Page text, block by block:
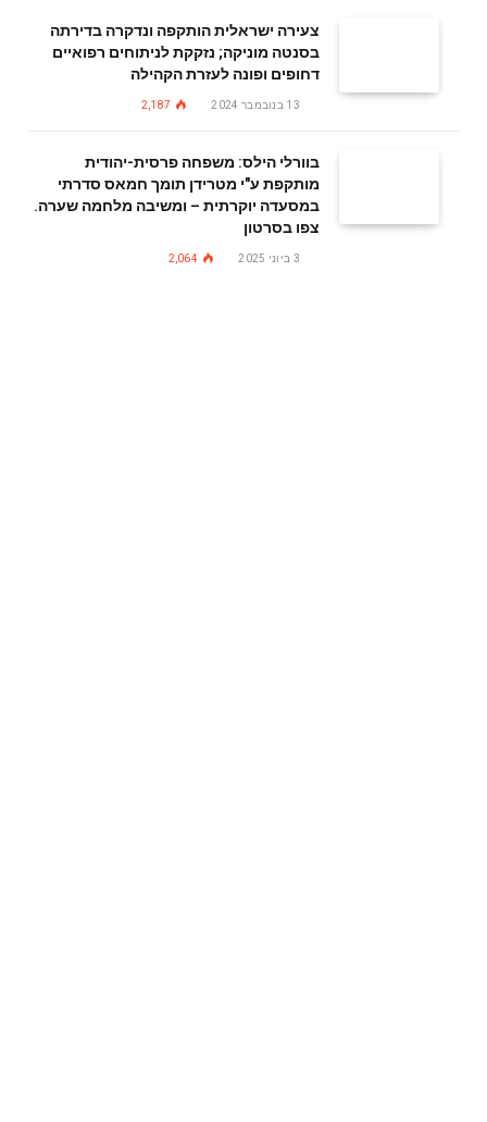
צעירה ישראלית הותקפה ונדקרה בדירתה
בסנטה מוניקה; נזקקת לניתוחים רפואיים
דחופים ופונה לעזרת הקהילה
13 בנובמבר 2024 2,187
בוורלי הילס: משפחה פרסית-יהודית
מותקפת ע"י מטרידן תומך חמאס סדרתי
במסעדה יוקרתית – ומשיבה מלחמה שערה.
צפו בסרטון
3 ביוני 2025 2,064